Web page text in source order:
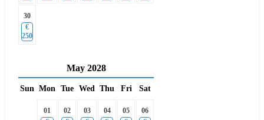
30
€
250
May 2028
Sun Mon Tue Wed Thu Fri Sat
01
02
03
04
05
06